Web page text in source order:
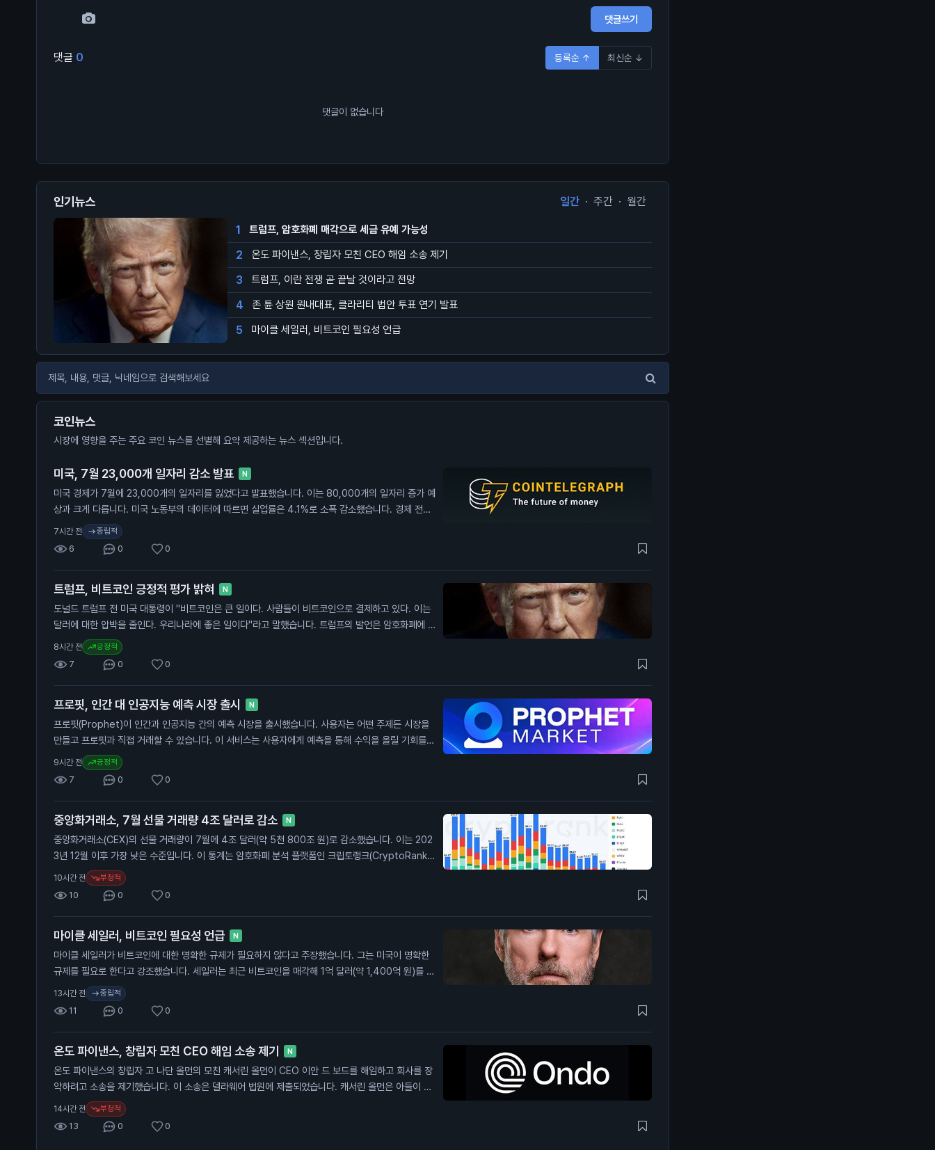
댓글쓰기
댓글 0 등록순 ↑ 최신순 ↓
댓글이 없습니다
인기뉴스 일간 · 주간 · 월간
1 트럼프, 암호화폐 매각으로 세금 유예 가능성
2 온도 파이낸스, 창립자 모친 CEO 해임 소송 제기
3 트럼프, 이란 전쟁 곧 끝날 것이라고 전망
4 존 튠 상원 원내대표, 클라리티 법안 투표 연기 발표
5 마이클 세일러, 비트코인 필요성 언급
코인뉴스
시장에 영향을 주는 주요 코인 뉴스를 선별해 요약 제공하는 뉴스 섹션입니다.
미국, 7월 23,000개 일자리 감소 발표 N
미국 경제가 7월에 23,000개의 일자리를 잃었다고 발표했습니다. 이는 80,000개의 일자리 증가 예
상과 크게 다릅니다. 미국 노동부의 데이터에 따르면 실업률은 4.1%로 소폭 감소했습니다. 경제 전문
가들은 85,000개의 일자리 증가를 예상했으나, 실제로는 감소했습니다. 이는 연방준비제도(Fed)가
금리 인상 여부를 결정하는 데 중요한 영향을 미칠 수 있습니다. 이번 일자리 감소는 일반 투자자에게
중요한 신호입니다. 금리 인상이 지연될 경우, 자산 가격에 긍정적인 영향을 미칠 수 있습니다.
7시간 전 중립적
6 0 0
트럼프, 비트코인 긍정적 평가 밝혀 N
도널드 트럼프 전 미국 대통령이 "비트코인은 큰 일이다. 사람들이 비트코인으로 결제하고 있다. 이는
달러에 대한 압박을 줄인다. 우리나라에 좋은 일이다"라고 말했습니다. 트럼프의 발언은 암호화폐에 대
한 긍정적인 시각을 드러냅니다. 그의 아들들이 지분을 가진 암호화폐 채굴 회사인 아메리칸 비트코인
은 최근 2분기 동안 5,720만 달러(약 800억 원)의 손실을 기록했습니다. 비트코인 가격이 2분기 동
안 11% 하락한 영향이 컸습니다. 그러나 이 회사는 비트코인 932개를 채굴하며 생산량을 증가시켰습
니다. 트럼프의 긍정적인 발언은 비트코인 가격에 긍정적인 영향을 미칠 수 있습니다. 이는 일반 투자
자들에게 비트코인에 대한 신뢰를 높이고, 향후 가격 상승 가능성을 높일 수 있습니다.
8시간 전 긍정적
7 0 0
프로핏, 인간 대 인공지능 예측 시장 출시 N
프로핏(Prophet)이 인간과 인공지능 간의 예측 시장을 출시했습니다. 사용자는 어떤 주제든 시장을
만들고 프로핏과 직접 거래할 수 있습니다. 이 서비스는 사용자에게 예측을 통해 수익을 올릴 기회를
제공합니다. 프로핏은 인공지능을 활용해 예측의 정확성을 높이고, 사용자들은 자신의 전문 지식을 활
용해 시장을 형성할 수 있습니다. 가입 시 코드 "COIN101"을 입력하면 혜택을 받을 수 있습니다. 이
예측 시장은 일반 투자자에게 새로운 투자 기회를 제공합니다. 인공지능과의 거래는 예측의 정확성을
높일 수 있어, 투자자들은 더 나은 결정을 내릴 수 있습니다.
9시간 전 긍정적
7 0 0
중앙화거래소, 7월 선물 거래량 4조 달러로 감소 N
중앙화거래소(CEX)의 선물 거래량이 7월에 4조 달러(약 5천 800조 원)로 감소했습니다. 이는 202
3년 12월 이후 가장 낮은 수준입니다. 이 통계는 암호화폐 분석 플랫폼인 크립토랭크(CryptoRank)
의 자료를 바탕으로 합니다. 최근 몇 달 동안 기술주 매도와 원자재 가격 상승 등으로 시장이 불안정해
졌습니다. 이러한 상황은 중앙화거래소의 거래량에도 영향을 미친 것으로 보입니다. 이 소식은 투자자
들에게 중요한 의미를 가집니다. 거래량 감소는 시장의 유동성이 줄어들 수 있음을 나타내며, 이는 암
호화폐 가격에 부정적인 영향을 미칠 수 있습니다.
10시간 전 부정적
10 0 0
마이클 세일러, 비트코인 필요성 언급 N
마이클 세일러가 비트코인에 대한 명확한 규제가 필요하지 않다고 주장했습니다. 그는 미국이 명확한
규제를 필요로 한다고 강조했습니다. 세일러는 최근 비트코인을 매각해 1억 달러(약 1,400억 원)를 모
금했습니다. 현재 미국 상원은 가상자산 산업을 위한 CLARITY 법안을 통과시킬 시간이 부족합니다.
이 법안은 가상자산 거래와 자본 형성을 위한 연방 규칙을 제정하는 내용을 담고 있습니다. 법안의 지
지자들은 이 법안이 미국에서의 거래와 결제 시스템 발전에 중요한 시험대가 될 것이라고 말합니다. 이
뉴스는 비트코인과 같은 가상자산의 규제가 어떻게 이루어질지에 대한 불확실성을 보여줍니다. 투자자
들은 규제 변화가 가격에 미치는 영향을 주의 깊게 살펴봐야 합니다.
13시간 전 중립적
11 0 0
온도 파이낸스, 창립자 모친 CEO 해임 소송 제기 N
온도 파이낸스의 창립자 고 나단 올먼의 모친 캐서린 올먼이 CEO 이안 드 보드를 해임하고 회사를 장
악하려고 소송을 제기했습니다. 이 소송은 델라웨어 법원에 제출되었습니다. 캐서린 올먼은 아들이 사
망한 후 이안 드 보드가 이사회 승인 없이 CEO로 취임했다고 주장합니다. 그녀는 아들의 유산을 대표
하는 법원으로부터 권한을 부여받았으며, 회사의 의결권을 가지고 있다고 주장합니다. 그녀는 드 보드
를 모든 직위에서 해임하기 위한 결의를 통과시켰습니다. 이 사건은 온도 파이낸스의 경영권 분쟁을 촉
14시간 전 부정적
13 0 0